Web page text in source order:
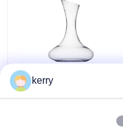
1.8L Gran decantador
de vidrio de vino
kerry